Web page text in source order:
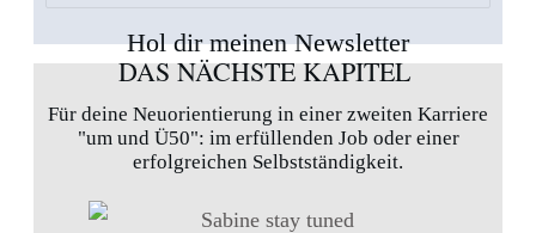
Hol dir meinen Newsletter
DAS NÄCHSTE KAPITEL
Für deine Neuorientierung in einer zweiten Karriere
"um und Ü50": im erfüllenden Job oder einer
erfolgreichen Selbstständigkeit.